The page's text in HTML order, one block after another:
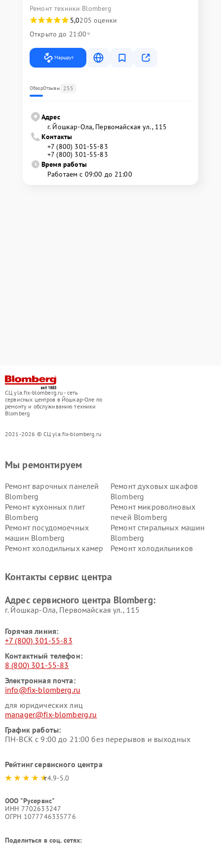
Ремонт техники Blomberg
5,0205 оценки
Открыто до 21:00
Маршрут
ОбзорОтзывы 255
Адрес
г. Йошкар-Ола, Первомайская ул., 115
Контакты
+7 (800) 301-55-83
+7 (800) 301-55-83
Время работы
Работаем с 09:00 до 21:00
СЦ yla.fix-blomberg.ru - сеть
сервисных центров в Йошкар-Оле по
ремонту и обслуживанию техники
Blomberg
2021-2026 © СЦ yla.fix-blomberg.ru
Мы ремонтируем
Ремонт варочных панелей
Blomberg
Ремонт духовых шкафов
Blomberg
Ремонт кухонных плит
Blomberg
Ремонт микроволновых
печей Blomberg
Ремонт посудомоечных
машин Blomberg
Ремонт стиральных машин
Blomberg
Ремонт холодильных камер
Ремонт холодильников
Контакты сервис центра
Адрес сервисного центра Blomberg:
г. Йошкар-Ола, Первомайская ул., 115
Горячая линия:
+7 (800) 301-55-83
Контактный телефон:
8 (800) 301-55-83
Электронная почта:
info@fix-blomberg.ru
для юридических лиц
manager@fix-blomberg.ru
График работы:
ПН-ВСК с 9:00 до 21:00 без перерывов и выходных
Рейтинг сервисного центра
4.9-5.0
ООО "Русервис"
ИНН 7702633247
ОГРН 1077746335776
Поделиться в соц. сетях: